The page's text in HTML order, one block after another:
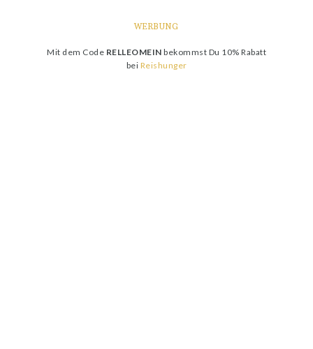
WERBUNG
Mit dem Code RELLEOMEIN bekommst Du 10% Rabatt
bei Reishunger